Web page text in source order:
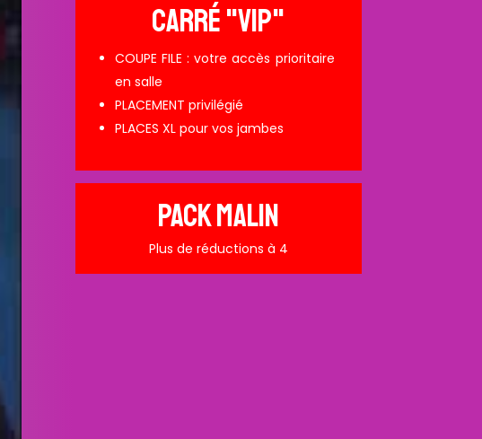
CARRÉ "VIP"
COUPE FILE : votre accès prioritaire
en salle
PLACEMENT privilégié
PLACES XL pour vos jambes
PACK MALIN
Plus de réductions à 4